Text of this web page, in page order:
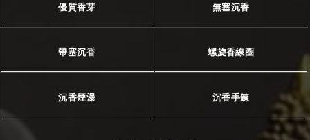
優質香芽 無塞沉香
帶塞沉香 螺旋香線圈
沉香煙瀑 沉香手鍊